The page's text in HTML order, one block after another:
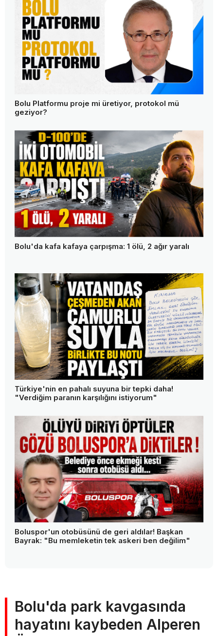
Bolu Platformu proje mi üretiyor, protokol mü
geziyor?
Bolu'da kafa kafaya çarpışma: 1 ölü, 2 ağır yaralı
Türkiye'nin en pahalı suyuna bir tepki daha!
"Verdiğim paranın karşılığını istiyorum"
Boluspor'un otobüsünü de geri aldılar! Başkan
Bayrak: "Bu memleketin tek askeri ben değilim"
Bolu'da park kavgasında
hayatını kaybeden Alperen